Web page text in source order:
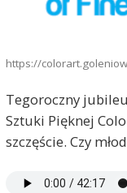
https://
Tegoroczny
Sztuki Pięknej
szczęście. Czy